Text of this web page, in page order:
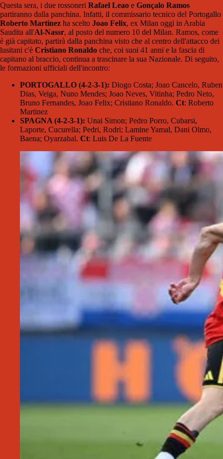
Questa sera, i due rossoneri Rafael Leao e Gonçalo Ramos
partiranno dalla panchina. Infatti, il commissario tecnico del Portogallo
Roberto Martinez ha scelto Joao Felix, ex Milan oggi in Arabia
Saudita all'Al-Nassr, al posto del numero 10 del Milan. Ramos, come
è già capitato, partirà dalla panchina visto che al centro dell'attacco dei
lusitani c'è Cristiano Ronaldo che, coi suoi 41 anni e la fascia di
capitano al braccio, continua a trascinare la sua Nazionale. Di seguito,
le formazioni ufficiali dell'incontro:
PORTOGALLO (4-2-3-1): Diogo Costa; Joao Cancelo, Ruben
Dias, Veiga, Nuno Mendes; Joao Neves, Vitinha; Pedro Neto,
Bruno Fernandes, Joao Felix; Cristiano Ronaldo. Ct: Roberto
Martinez
SPAGNA (4-2-3-1): Unai Simon; Pedro Porro, Cubarsi,
Laporte, Cucurella; Pedri, Rodri; Lamine Yamal, Dani Olmo,
Baena; Oyarzabal. Ct: Luis De La Fuente